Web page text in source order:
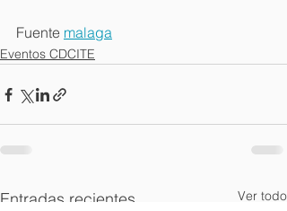
Fuente malaga
Eventos CDCITE
Entradas recientes Ver todo